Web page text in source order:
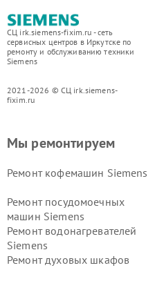
СЦ irk.siemens-fixim.ru - сеть
сервисных центров в Иркутске по
ремонту и обслуживанию техники
Siemens
2021-2026 © СЦ irk.siemens-
fixim.ru
Мы ремонтируем
Ремонт кофемашин Siemens
Ремонт посудомоечных
машин Siemens
Ремонт водонагревателей
Siemens
Ремонт духовых шкафов